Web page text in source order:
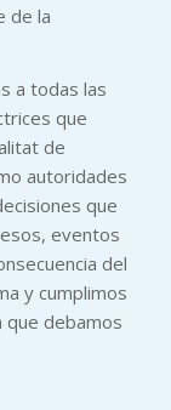
de la
a todas las
que
de
autoridades
que
eventos
del
y cumplimos
que debamos